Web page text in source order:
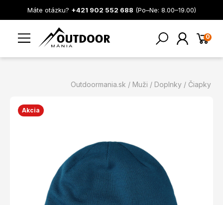
Máte otázku? +421 902 552 688 (Po–Ne: 8.00–19.00)
0
Outdoormania.sk Muži Doplnky Čiapky
Akcia